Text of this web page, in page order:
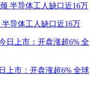
导体工人缺口近16万
上市：开盘涨超6% 全球